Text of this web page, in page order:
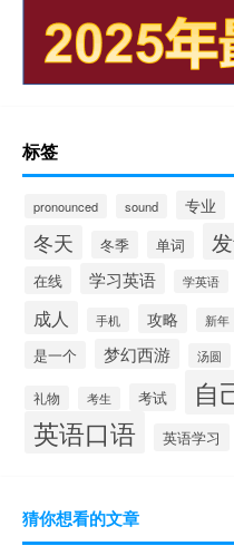
标签
pronounced sound 专业
冬天 冬季 单词
在线 学习英语 学英语
成人 手机 攻略 新年
是一个
梦幻西游 汤圆
礼物 考生 考试 自
英语口语 英语学习
猜你想看的文章